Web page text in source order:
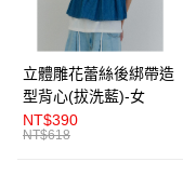
街口支付
悠遊付
AFTEE先享後付
相關說明
立體雕花蕾絲後綁帶造
型背心(拔洗藍)-女
NT$390
NT$618